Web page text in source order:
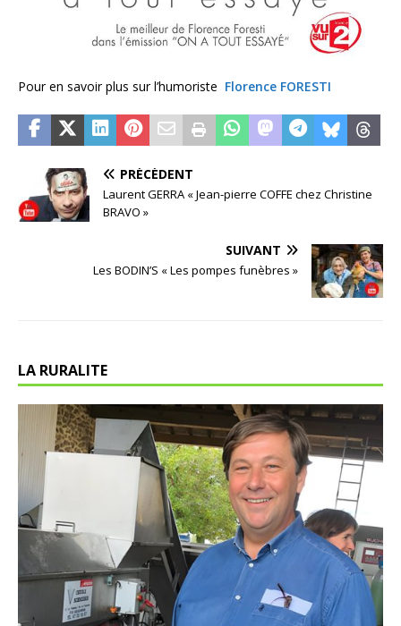
Pour en savoir plus sur l’humoriste Florence FORESTI
PRÉCÉDENT
Laurent GERRA « Jean-pierre COFFE chez Christine
BRAVO »
SUIVANT
Les BODIN’S « Les pompes funèbres »
LA RURALITE